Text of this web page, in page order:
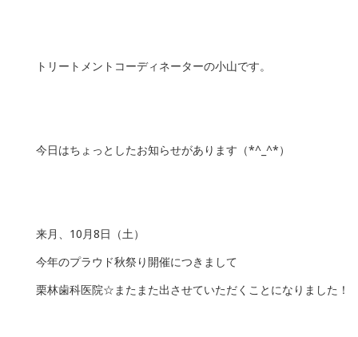
トリートメントコーディネーターの小山です。
今日はちょっとしたお知らせがあります（*^_^*）
来月、10月8日（土）
今年のプラウド秋祭り開催につきまして
栗林歯科医院☆またまた出させていただくことになりました！